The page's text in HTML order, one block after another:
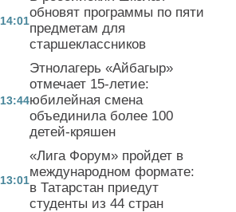
14:01
обновят программы по пяти
предметам для
старшеклассников
13:44
Этнолагерь «Айбагыр»
отмечает 15-летие:
юбилейная смена
объединила более 100
детей-кряшен
13:01
«Лига Форум» пройдет в
международном формате:
в Татарстан приедут
студенты из 44 стран